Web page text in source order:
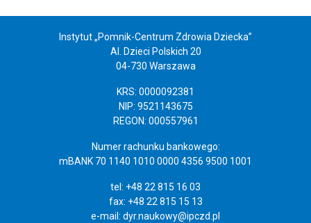
Instytut „Pomnik-Centrum Zdrowia Dziecka”
Al. Dzieci Polskich 20
04-730 Warszawa
KRS: 0000092381
NIP: 9521143675
REGON: 000557961
Numer rachunku bankowego:
mBANK 70 1140 1010 0000 4356 9500 1001
tel: +48 22 815 16 03
fax: +48 22 815 15 13
e-mail: dyr.naukowy@ipczd.pl